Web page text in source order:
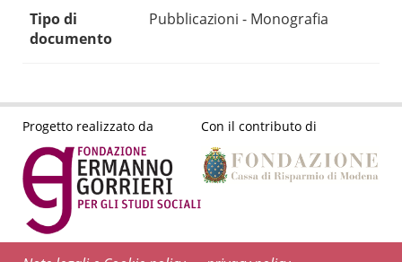
Tipo di
documento
Pubblicazioni - Monografia
Progetto realizzato da Con il contributo di